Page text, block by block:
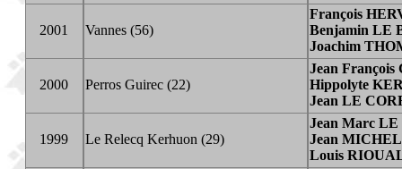
2001 Vannes (56)
François
Benjamin LE
Joachim
2000 Perros Guirec (22)
Jean François
Hippolyte
Jean LE
1999 Le Relecq Kerhuon (29)
Jean Marc
Jean
Louis